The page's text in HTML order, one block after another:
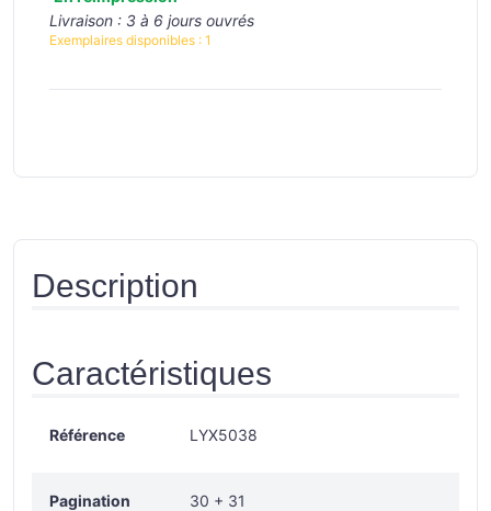
Livraison : 3 à 6 jours ouvrés
Exemplaires disponibles : 1
Description
Caractéristiques
Référence LYX5038
Pagination 30 + 31